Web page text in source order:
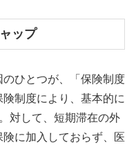
ップ
ひとつが、「保険制度
制度により、基本的に
対して、短期滞在の外
に加入しておらず、医